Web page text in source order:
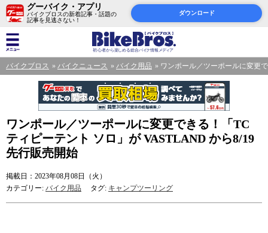
グーバイク・アプリ
バイクブロスの新着記事・話題の
記事を見逃さない！
ダウンロード
バイクブロス バイクニュース バイク用品 ワンポール／ツーポールに変更
ワンポール／ツーポールに変更できる！「TC
ティピーテント ソロ」が VASTLAND から8/19
先行販売開始
掲載日：2023年08月08日（火）
カテゴリー: バイク用品 タグ: キャンプツーリング